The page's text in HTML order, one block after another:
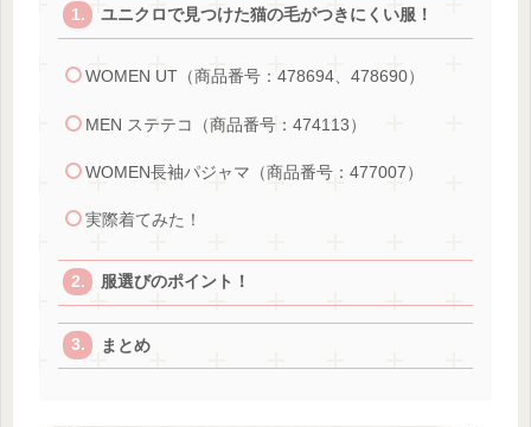
ユニクロで見つけた猫の毛がつきにくい服！
WOMEN UT（商品番号：478694、478690）
MEN ステテコ（商品番号：474113）
WOMEN長袖パジャマ（商品番号：477007）
実際着てみた！
服選びのポイント！
まとめ